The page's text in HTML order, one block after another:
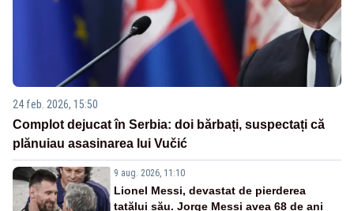
24 feb. 2026, 15:50
Complot dejucat în Serbia: doi bărbați, suspectați că
plănuiau asasinarea lui Vučić
9 aug. 2026, 11:10
Lionel Messi, devastat de pierderea
tatălui său. Jorge Messi avea 68 de ani